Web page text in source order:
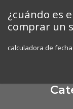
content
¿cuándo es
comprar un
calculadora de